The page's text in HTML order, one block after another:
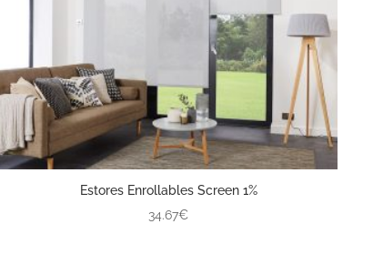
Estores Enrollables Screen 1%
34.67€